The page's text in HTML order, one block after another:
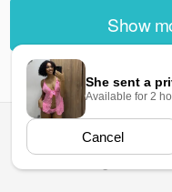
Show